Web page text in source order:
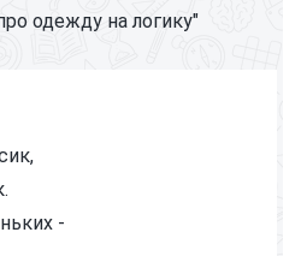
одежду на логику"
-